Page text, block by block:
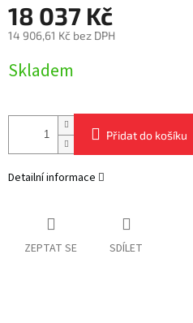
18 037 Kč
14 906,61 Kč bez DPH
cena:
Skladem
Přidat do košíku
Detailní informace
ZEPTAT SE SDÍLET